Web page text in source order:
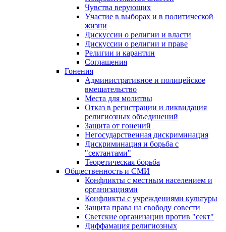
Чувства верующих
Участие в выборах и в политической
жизни
Дискуссии о религии и власти
Дискуссии о религии и праве
Религии и карантин
Соглашения
Гонения
Административное и полицейское
вмешательство
Места для молитвы
Отказ в регистрации и ликвидация
религиозных объединений
Защита от гонений
Негосударственная дискриминация
Дискриминация и борьба с
"сектантами"
Теоретическая борьба
Общественность и СМИ
Конфликты с местным населением и
организациями
Конфликты с учреждениями культуры
Защита права на свободу совести
Светские организации против "сект"
Диффамация религиозных